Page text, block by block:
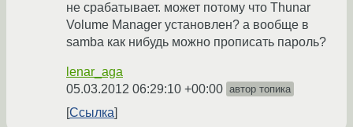
не срабатывает. может потому что Thunar
Volume Manager установлен? а вообще в
samba как нибудь можно прописать пароль?
lenar_aga
05.03.2012 06:29:10 +00:00 автор топика
Ссылка